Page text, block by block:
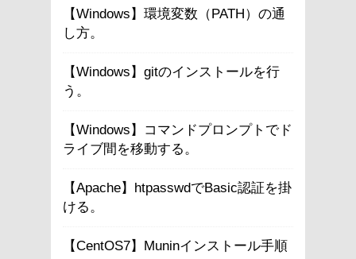
【Windows】環境変数（PATH）の通
し方。
【Windows】gitのインストールを行
う。
【Windows】コマンドプロンプトでド
ライブ間を移動する。
【Apache】htpasswdでBasic認証を掛
ける。
【CentOS7】Muninインストール手順